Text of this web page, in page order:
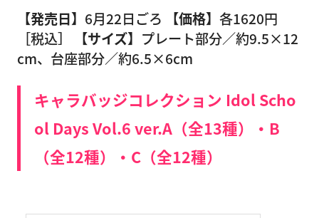
【発売日】 6月22日ごろ 【価格】 各1620円
［税込］
【サイズ】 プレート部分／約9.5×12
cm、台座部分／約6.5×6cm
キャラバッジコレクション Idol Scho
ol Days Vol.6 ver.A（全13種）・B
（全12種）・C（全12種）